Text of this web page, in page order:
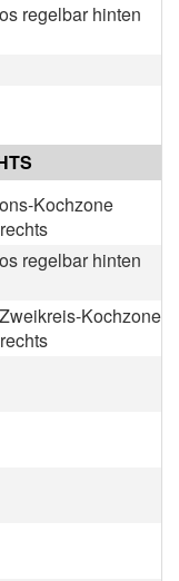
regelbar hinten
Kochzone
regelbar hinten
Kochzone